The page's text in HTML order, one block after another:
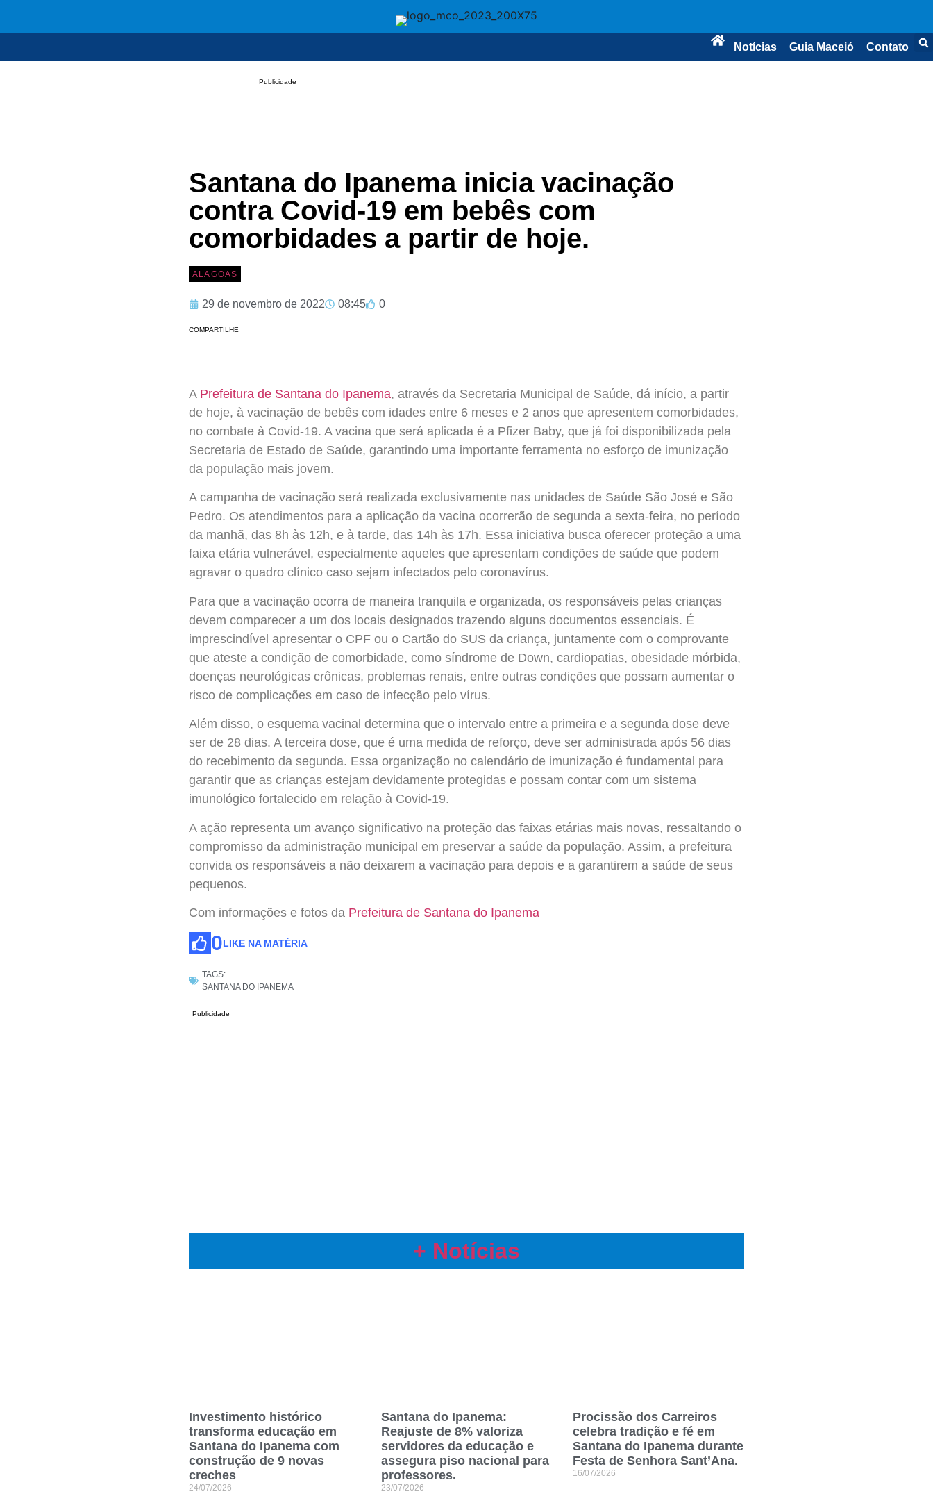
Notícias Guia Maceió Contato
Publicidade
Santana do Ipanema inicia vacinação
contra Covid-19 em bebês com
comorbidades a partir de hoje.
ALAGOAS
29 de novembro de 2022 08:45 0
COMPARTILHE
A Prefeitura de Santana do Ipanema, através da Secretaria Municipal de Saúde, dá início, a partir
de hoje, à vacinação de bebês com idades entre 6 meses e 2 anos que apresentem comorbidades,
no combate à Covid-19. A vacina que será aplicada é a Pfizer Baby, que já foi disponibilizada pela
Secretaria de Estado de Saúde, garantindo uma importante ferramenta no esforço de imunização
da população mais jovem.
A campanha de vacinação será realizada exclusivamente nas unidades de Saúde São José e São
Pedro. Os atendimentos para a aplicação da vacina ocorrerão de segunda a sexta-feira, no período
da manhã, das 8h às 12h, e à tarde, das 14h às 17h. Essa iniciativa busca oferecer proteção a uma
faixa etária vulnerável, especialmente aqueles que apresentam condições de saúde que podem
agravar o quadro clínico caso sejam infectados pelo coronavírus.
Para que a vacinação ocorra de maneira tranquila e organizada, os responsáveis pelas crianças
devem comparecer a um dos locais designados trazendo alguns documentos essenciais. É
imprescindível apresentar o CPF ou o Cartão do SUS da criança, juntamente com o comprovante
que ateste a condição de comorbidade, como síndrome de Down, cardiopatias, obesidade mórbida,
doenças neurológicas crônicas, problemas renais, entre outras condições que possam aumentar o
risco de complicações em caso de infecção pelo vírus.
Além disso, o esquema vacinal determina que o intervalo entre a primeira e a segunda dose deve
ser de 28 dias. A terceira dose, que é uma medida de reforço, deve ser administrada após 56 dias
do recebimento da segunda. Essa organização no calendário de imunização é fundamental para
garantir que as crianças estejam devidamente protegidas e possam contar com um sistema
imunológico fortalecido em relação à Covid-19.
A ação representa um avanço significativo na proteção das faixas etárias mais novas, ressaltando o
compromisso da administração municipal em preservar a saúde da população. Assim, a prefeitura
convida os responsáveis a não deixarem a vacinação para depois e a garantirem a saúde de seus
pequenos.
Com informações e fotos da Prefeitura de Santana do Ipanema
0LIKE NA MATÉRIA
TAGS:
SANTANA DO IPANEMA
Publicidade
+ Notícias
Investimento histórico
transforma educação em
Santana do Ipanema com
construção de 9 novas
creches
24/07/2026
Santana do Ipanema:
Reajuste de 8% valoriza
servidores da educação e
assegura piso nacional para
professores.
23/07/2026
Procissão dos Carreiros
celebra tradição e fé em
Santana do Ipanema durante
Festa de Senhora Sant’Ana.
16/07/2026